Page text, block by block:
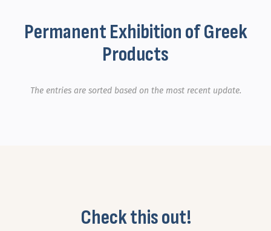
Permanent Exhibition of Greek
Products
The entries are sorted based on the most recent update.
Check this out!